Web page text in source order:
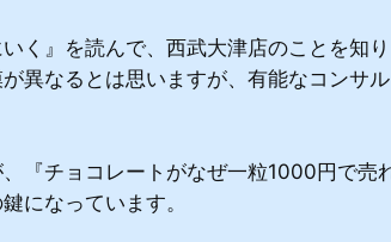
く』を読んで、西武大津店のことを知り
異なるとは思いますが、有能なコンサ
『チョコレートがなぜ一粒1000円で売
になっています。